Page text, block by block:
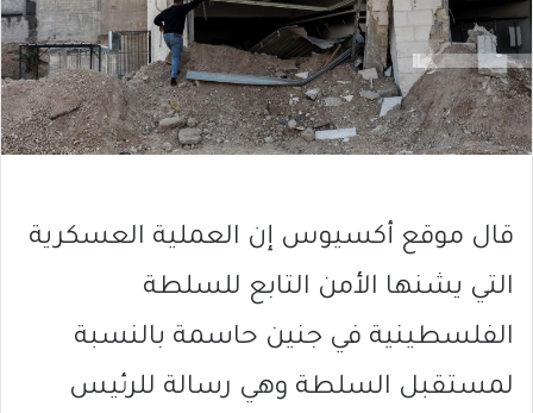
قال موقع أكسيوس إن العملية العسكرية
التي يشنها الأمن التابع للسلطة
الفلسطينية في جنين حاسمة بالنسبة
لمستقبل السلطة وهي رسالة للرئيس